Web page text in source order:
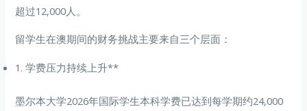
超过12,000人。
留学生在澳期间的财务挑战主要来自三个层面：
1. 学费压力持续上升**
墨尔本大学2026年国际学生本科学费已达到每学期约24,000